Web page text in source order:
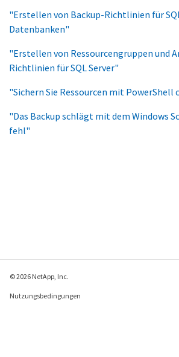
"Erstellen von Backup-Richtlinien für
Datenbanken"
"Erstellen von Ressourcengruppen und
Richtlinien für SQL Server"
"Sichern Sie Ressourcen mit PowerShell
"Das Backup schlägt mit dem Windows
fehl"
© 2026 NetApp, Inc.
Nutzungsbedingungen